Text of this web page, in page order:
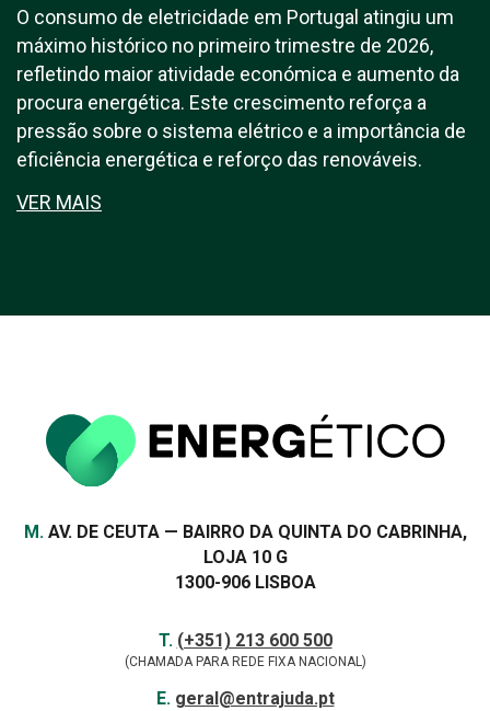
O consumo de eletricidade em Portugal atingiu um
máximo histórico no primeiro trimestre de 2026,
refletindo maior atividade económica e aumento da
procura energética. Este crescimento reforça a
pressão sobre o sistema elétrico e a importância de
eficiência energética e reforço das renováveis.
VER MAIS
Morada
M. AV. DE CEUTA — BAIRRO DA QUINTA DO CABRINHA,
LOJA 10 G
1300-906 LISBOA
T. (+351) 213 600 500
(CHAMADA PARA REDE FIXA NACIONAL)
E. geral@entrajuda.pt